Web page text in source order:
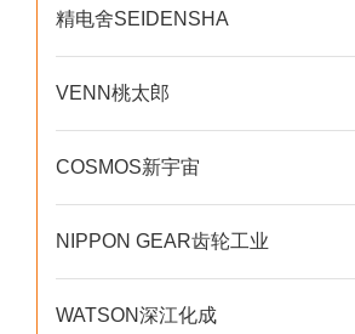
精电舍SEIDENSHA
VENN桃太郎
COSMOS新宇宙
NIPPON GEAR齿轮工业
WATSON深江化成